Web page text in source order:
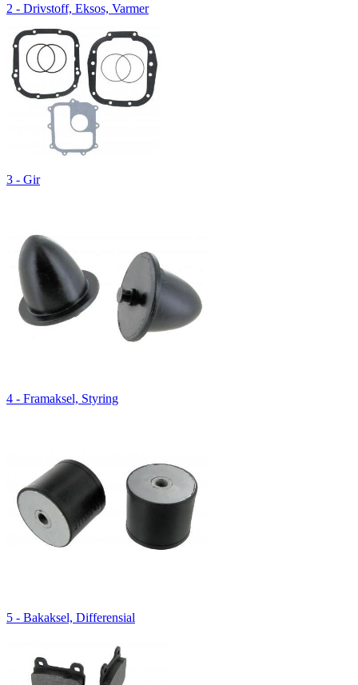
2 - Drivstoff, Eksos, Varmer
3 - Gir
4 - Framaksel, Styring
5 - Bakaksel, Differensial